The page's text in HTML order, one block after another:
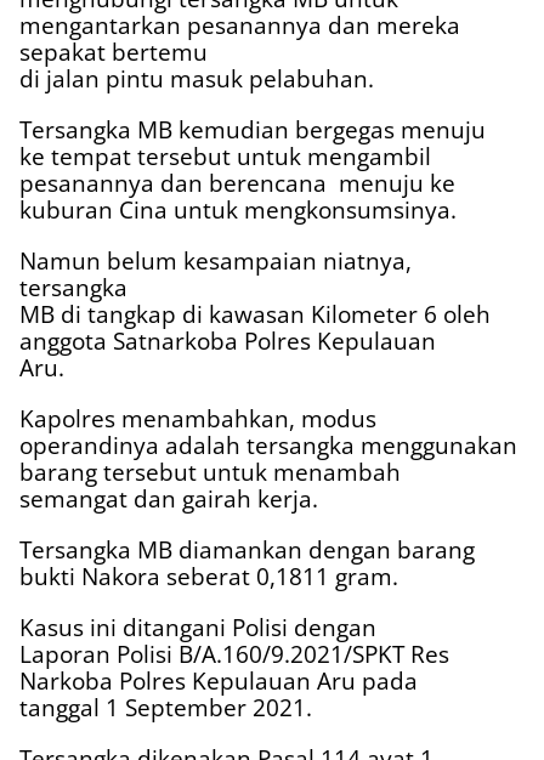
mengantarkan pesanannya dan mereka
sepakat bertemu
di jalan pintu masuk pelabuhan.
Tersangka MB kemudian bergegas menuju
ke tempat tersebut untuk mengambil
pesanannya dan berencana menuju ke
kuburan Cina untuk mengkonsumsinya.
Namun belum kesampaian niatnya,
tersangka
MB di tangkap di kawasan Kilometer 6 oleh
anggota Satnarkoba Polres Kepulauan
Aru.
Kapolres menambahkan, modus
operandinya adalah tersangka menggunakan
barang tersebut untuk menambah
semangat dan gairah kerja.
Tersangka MB diamankan dengan barang
bukti Nakora seberat 0,1811 gram.
Kasus ini ditangani Polisi dengan
Laporan Polisi B/A.160/9.2021/SPKT Res
Narkoba Polres Kepulauan Aru pada
tanggal 1 September 2021.